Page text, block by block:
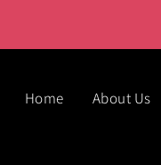
Home About Us